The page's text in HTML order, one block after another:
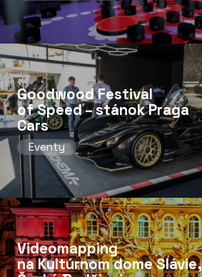
Goodwood Festival
of Speed ​​– stánok Praga
Cars
Eventy
Videomapping
na Kultúrnom dome Slávie,